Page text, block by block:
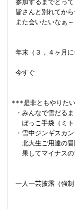
参加するまでとって
皆さんと別れてから
また会いたいなぁ～
年末（３，４ヶ月に
今すぐ
***是非ともやりた
・みんなで雪だる
ぼっこ手袋（ミト
・雪中ジンギスカン
北大生ご用達の冒
果してマイナスの
一人一芸披露（強制